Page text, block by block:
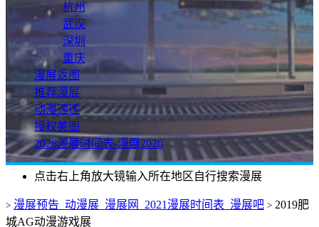
杭州
武汉
深圳
重庆
漫展返图
推荐漫展
动漫速递
授权美图
2026漫展时间表-漫展2026
点击右上角放大镜输入所在地区自行搜索漫展
> 漫展预告_动漫展_漫展网_2021漫展时间表_漫展吧 > 2019肥
城AG动漫游戏展